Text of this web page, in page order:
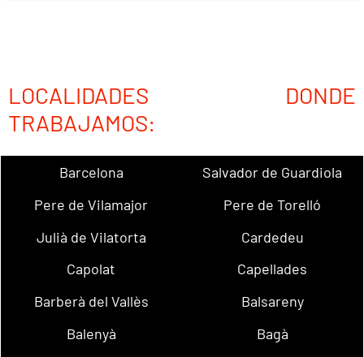
LOCALIDADES DONDE
TRABAJAMOS:
Barcelona
Salvador de Guardiola
Pere de Vilamajor
Pere de Torelló
Julià de Vilatorta
Cardedeu
Capolat
Capellades
Barberà del Vallès
Balsareny
Balenyà
Bagà